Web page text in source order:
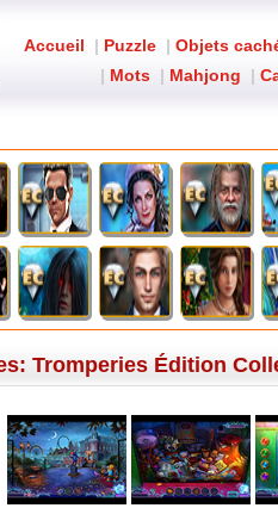
Accueil | Puzzle | Objets
| Mots | Mahjong |
Fairy
Tromperies Édition